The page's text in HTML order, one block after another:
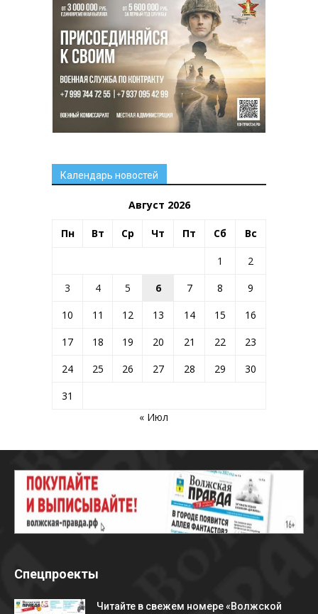
Календарь новостей
Август 2026
Пн Вт Ср Чт Пт Сб Вс
1
2
3
4 5 6 7 8
9
10
11 12 13 14 15
16
17
18 19 20 21 22
23
24
25 26 27 28 29
30
31
« Июл
Спецпроекты
Читайте в свежем номере «Волжской